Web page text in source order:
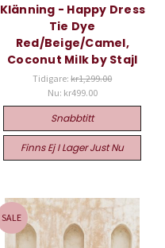
Klänning - Happy Dress
Tie Dye
Red/Beige/Camel,
Coconut Milk by Stajl
Tidigare:kr1,299.00
Nu: kr499.00
Snabbtitt
Finns Ej I Lager Just Nu
SALE